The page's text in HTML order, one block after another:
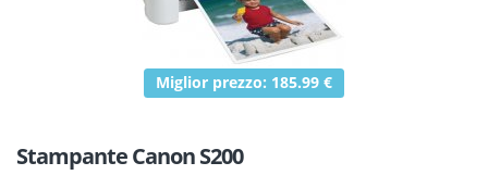
Miglior prezzo: 185.99 €
Stampante Canon S200